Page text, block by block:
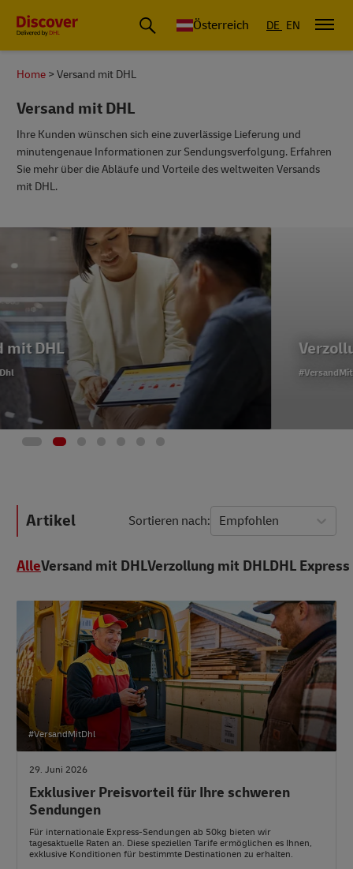
Österreich DE EN
Home Versand mit DHL
Versand mit DHL
Ihre Kunden wünschen sich eine zuverlässige Lieferung und
minutengenaue Informationen zur Sendungsverfolgung. Erfahren
Sie mehr über die Abläufe und Vorteile des weltweiten Versands
mit DHL.
Verzollung mit DHL
#VersandMitDhl
Artikel Sortieren nach Empfohlen
AlleVersand mit DHLVerzollung mit DHLDHL
#VersandMitDhl
29. Juni 2026
Exklusiver Preisvorteil für Ihre schweren
Sendungen
Für internationale Express-Sendungen ab 50kg bieten wir
tagesaktuelle Raten an. Diese speziellen Tarife ermöglichen es Ihnen,
exklusive Konditionen für bestimmte Destinationen zu erhalten.